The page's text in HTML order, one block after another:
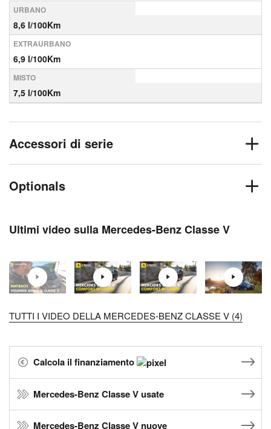
URBANO
8,6 l/100Km
EXTRAURBANO
6,9 l/100Km
MISTO
7,5 l/100Km
Accessori di serie
Optionals
Ultimi video sulla Mercedes-Benz Classe V
TUTTI I VIDEO DELLA MERCEDES-BENZ CLASSE V (4)
Calcola il finanziamento
Mercedes-Benz Classe V usate
Mercedes-Benz Classe V nuove